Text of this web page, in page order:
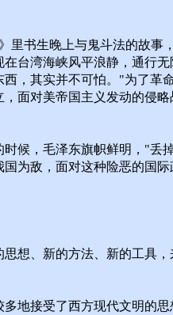
里书生晚上与鬼斗法的故事
台湾海峡风平浪静，通行
，其实并不可怕。"为了革
面对美帝国主义发动的侵
候，毛泽东旗帜鲜明，"丢
为敌，面对这种险恶的国
想、新的方法、新的工具
地接受了西方现代文明的